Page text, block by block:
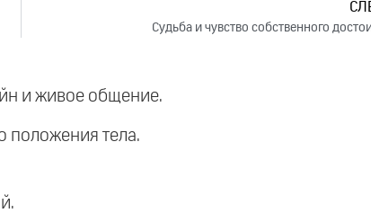
Судьба и чувство собственного
и живое общение.
положения тела.